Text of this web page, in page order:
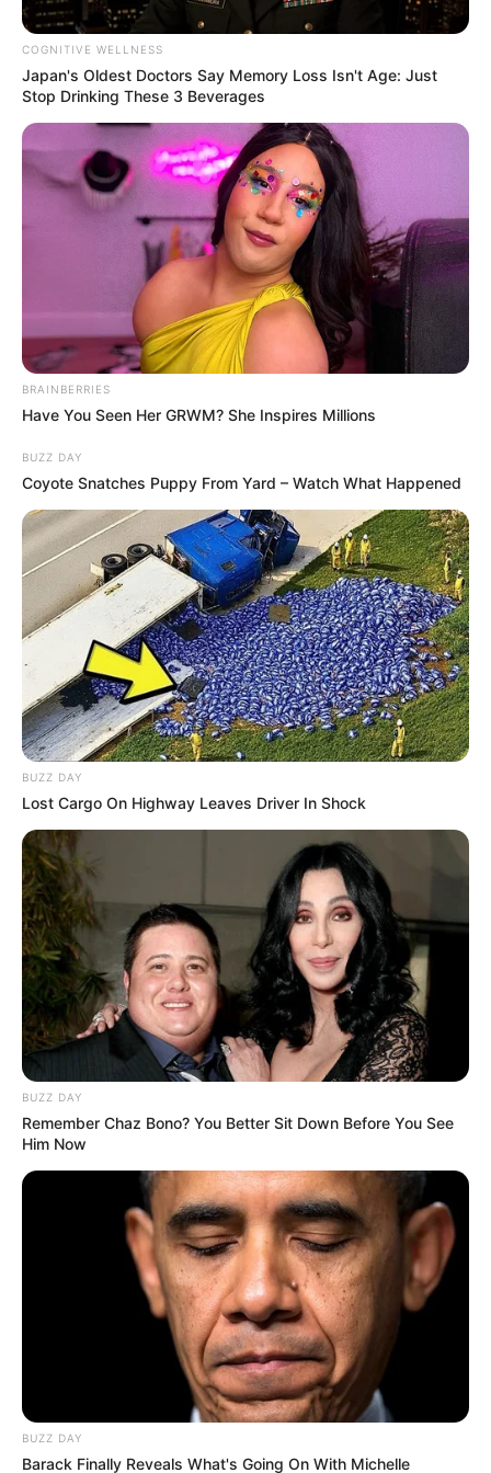
Posted
in
Friss hírek
Húsvéti tojáskeresés közben
csapott le a tragédia: egy kidőlő
fa három ember életét követelte,
egy 16 éves lány, egy 21 éves nő
és annak mindössze 10 hónapos
kislánya is meghalt. 👇𝐂𝐢𝐤𝐤 𝐚
𝐡𝐨𝐳𝐳𝐚́𝐬𝐳𝐨́𝐥𝐚́𝐬𝐨𝐤𝐧𝐚́𝐥!
bySzerző • April 7, 2026
Húsvéti tojáskeresés közben csapott le a tragédia
Németországban: egy csecsemő is az áldozatok
között van
COGNITIVE WELLNESS
Japan's Oldest Doctors Say Memory Loss Isn't Age: Just
Stop Drinking These 3 Beverages
BRAINBERRIES
Have You Seen Her GRWM? She Inspires Millions
BUZZ DAY
Coyote Snatches Puppy From Yard – Watch What Happened
BUZZ DAY
Lost Cargo On Highway Leaves Driver In Shock
BUZZ DAY
Remember Chaz Bono? You Better Sit Down Before You See
Him Now
BUZZ DAY
Barack Finally Reveals What's Going On With Michelle